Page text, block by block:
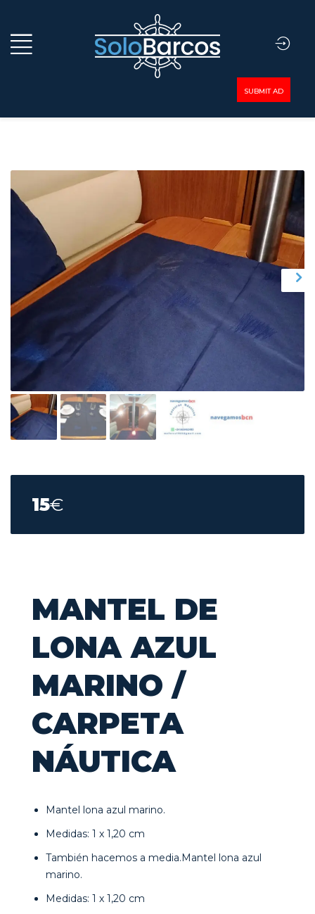
SUBMIT AD
15€
MANTEL DE
LONA AZUL
MARINO /
CARPETA
NÁUTICA
Mantel lona azul marino.
Medidas: 1 x 1,20 cm
También hacemos a media.Mantel lona azul
marino.
Medidas: 1 x 1,20 cm